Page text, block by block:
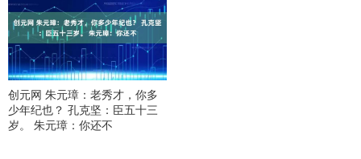
创元网 朱元璋：老秀才，你多
少年纪也？ 孔克坚：臣五十三
岁。 朱元璋：你还不